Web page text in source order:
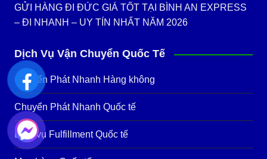
GỬI HÀNG ĐI ĐỨC GIÁ TỐT TẠI BÌNH AN EXPRESS
– ĐI NHANH – UY TÍN NHẤT NĂM 2026
Dịch Vụ Vận Chuyển Quốc Tế
Chuyển Phát Nhanh Hàng không
Chuyển Phát Nhanh Quốc tế
Dịch vụ Fulfillment Quốc tế